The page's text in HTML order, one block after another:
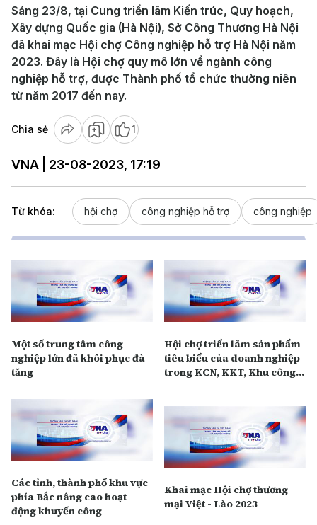
Sáng 23/8, tại Cung triển lãm Kiến trúc, Quy hoạch,
Xây dựng Quốc gia (Hà Nội), Sở Công Thương Hà Nội
đã khai mạc Hội chợ Công nghiệp hỗ trợ Hà Nội năm
2023. Đây là Hội chợ quy mô lớn về ngành công
nghiệp hỗ trợ, được Thành phố tổ chức thường niên
từ năm 2017 đến nay.
Chia sẻ 1
VNA | 23-08-2023, 17:19
Từ khóa: hội chợ công nghiệp hỗ trợ công nghiệp
Một số trung tâm công
nghiệp lớn đã khôi phục đà
tăng
Hội chợ triển lãm sản phẩm
tiêu biểu của doanh nghiệp
trong KCN, KKT, Khu công
Các tỉnh, thành phố khu vực
phía Bắc nâng cao hoạt
động khuyến công
Khai mạc Hội chợ thương
mại Việt - Lào 2023